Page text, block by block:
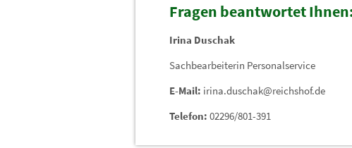
Fragen beantwortet
Irina Duschak
Sachbearbeiterin Personalservice
E-Mail: irina.duschak@reichshof.de
Telefon: 02296/801-391